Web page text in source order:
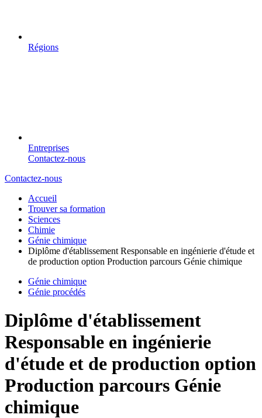
Régions
Entreprises
Contactez-nous
Contactez-nous
Accueil
Trouver sa formation
Sciences
Chimie
Génie chimique
Diplôme d'établissement Responsable en ingénierie d'étude et
de production option Production parcours Génie chimique
Génie chimique
Génie procédés
Diplôme d'établissement
Responsable en ingénierie
d'étude et de production option
Production parcours Génie
chimique